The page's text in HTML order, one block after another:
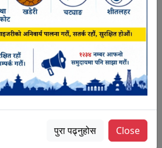
फारम/नमूना
२६अषाढ
सेवा अवरुद्ध भएको सूचना
२९बैशाख
पुरा पढ्नुहोस Close